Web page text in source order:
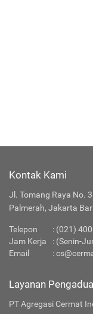
Kontak Kami
Jl. Tomang Raya No.
Palmerah, Jakarta
Telepon : (021)
Jam Kerja
: (Senin-
Email
:
Layanan
PT Agregasi Cermat